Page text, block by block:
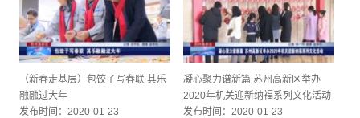
（新春走基层）包饺子写春联 其乐
融融过大年
发布时间：2020-01-23
凝心聚力谱新篇 苏州高新区举办
2020年机关迎新纳福系列文化活动
发布时间：2020-01-23